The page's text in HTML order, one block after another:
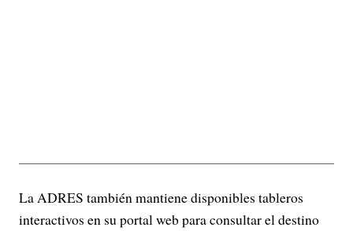
La ADRES también mantiene disponibles tableros
interactivos en su portal web para consultar el destino